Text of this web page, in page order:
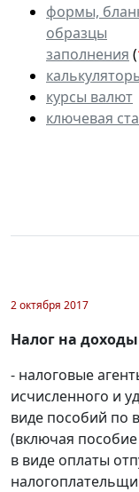
формы,
образцы
заполнения (
курсы валют
ключевая
2 октября 2017
Налог на
- налоговые
исчисленного и
виде пособий по
(включая
в виде оплаты